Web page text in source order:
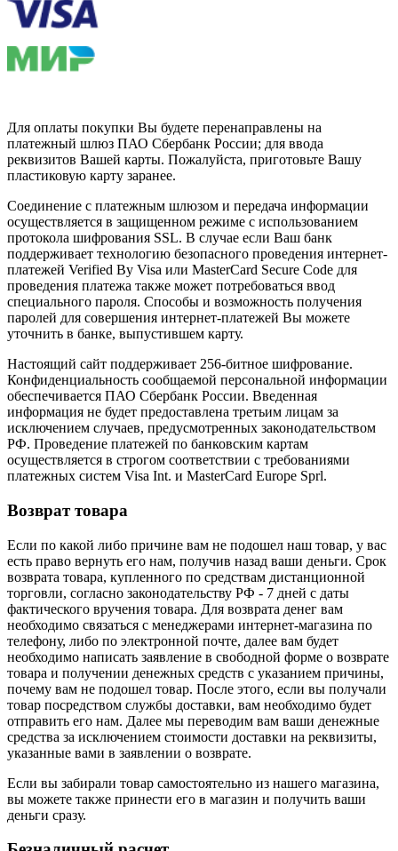
Для оплаты покупки Вы будете перенаправлены на
платежный шлюз ПАО Сбербанк России; для ввода
реквизитов Вашей карты. Пожалуйста, приготовьте Вашу
пластиковую карту заранее.
Соединение с платежным шлюзом и передача информации
осуществляется в защищенном режиме с использованием
протокола шифрования SSL. В случае если Ваш банк
поддерживает технологию безопасного проведения интернет-
платежей Verified By Visa или MasterCard Secure Code для
проведения платежа также может потребоваться ввод
специального пароля. Способы и возможность получения
паролей для совершения интернет-платежей Вы можете
уточнить в банке, выпустившем карту.
Настоящий сайт поддерживает 256-битное шифрование.
Конфиденциальность сообщаемой персональной информации
обеспечивается ПАО Сбербанк России. Введенная
информация не будет предоставлена третьим лицам за
исключением случаев, предусмотренных законодательством
РФ. Проведение платежей по банковским картам
осуществляется в строгом соответствии с требованиями
платежных систем Visa Int. и MasterCard Europe Sprl.
Возврат товара
Если по какой либо причине вам не подошел наш товар, у вас
есть право вернуть его нам, получив назад ваши деньги. Срок
возврата товара, купленного по средствам дистанционной
торговли, согласно законодательству РФ - 7 дней с даты
фактического вручения товара. Для возврата денег вам
необходимо связаться с менеджерами интернет-магазина по
телефону, либо по электронной почте, далее вам будет
необходимо написать заявление в свободной форме о возврате
товара и получении денежных средств с указанием причины,
почему вам не подошел товар. После этого, если вы получали
товар посредством службы доставки, вам необходимо будет
отправить его нам. Далее мы переводим вам ваши денежные
средства за исключением стоимости доставки на реквизиты,
указанные вами в заявлении о возврате.
Если вы забирали товар самостоятельно из нашего магазина,
вы можете также принести его в магазин и получить ваши
деньги сразу.